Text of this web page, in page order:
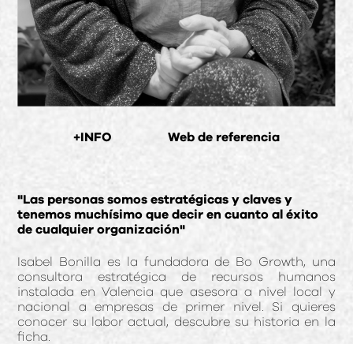
+INFO Web de referencia
"Las personas somos estratégicas y claves y
tenemos muchísimo que decir en cuanto al éxito
de cualquier organización"
Isabel Bonilla es la fundadora de Bo Growth, una
consultora estratégica de recursos humanos
instalada en Valencia que asesora a nivel local y
nacional a empresas de primer nivel. Si quieres
conocer su labor actual, descubre su historia en la
ficha.